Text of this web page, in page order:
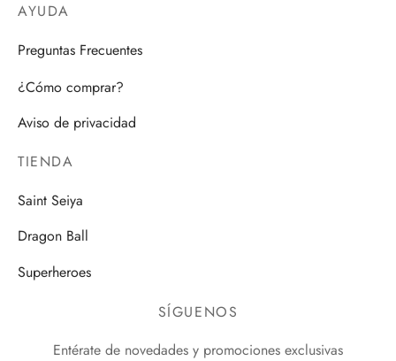
AYUDA
Preguntas Frecuentes
¿Cómo comprar?
Aviso de privacidad
TIENDA
Saint Seiya
Dragon Ball
Superheroes
SÍGUENOS
Entérate de novedades y promociones exclusivas